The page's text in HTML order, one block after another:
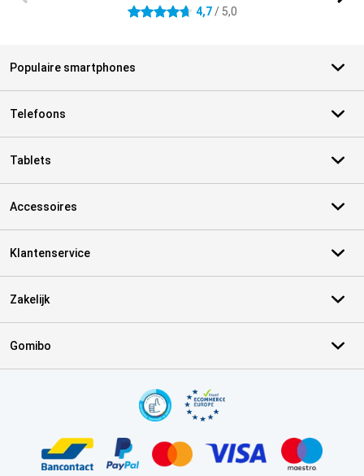
4.7 sterren 4,7/ 5,0
Populaire smartphones
Telefoons
Tablets
Accessoires
Klantenservice
Zakelijk
Gomibo